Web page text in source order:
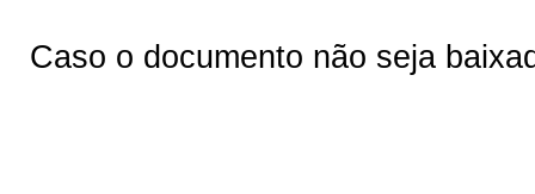
Caso o documento não seja